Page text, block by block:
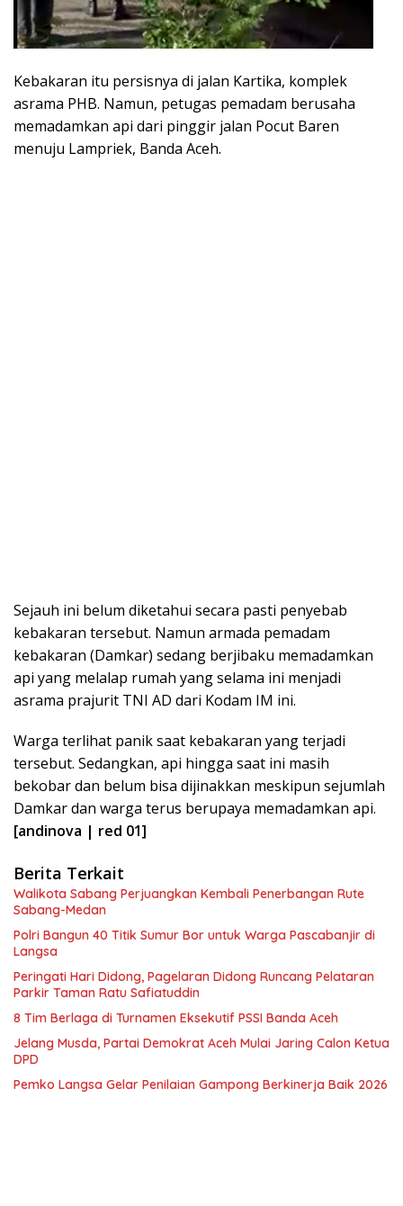
Kebakaran itu persisnya di jalan Kartika, komplek
asrama PHB. Namun, petugas pemadam berusaha
memadamkan api dari pinggir jalan Pocut Baren
menuju Lampriek, Banda Aceh.
Sejauh ini belum diketahui secara pasti penyebab
kebakaran tersebut. Namun armada pemadam
kebakaran (Damkar) sedang berjibaku memadamkan
api yang melalap rumah yang selama ini menjadi
asrama prajurit TNI AD dari Kodam IM ini.
Warga terlihat panik saat kebakaran yang terjadi
tersebut. Sedangkan, api hingga saat ini masih
bekobar dan belum bisa dijinakkan meskipun sejumlah
Damkar dan warga terus berupaya memadamkan api.
[andinova | red 01]
Berita Terkait
Walikota Sabang Perjuangkan Kembali Penerbangan Rute
Sabang-Medan
Polri Bangun 40 Titik Sumur Bor untuk Warga Pascabanjir di
Langsa
Peringati Hari Didong, Pagelaran Didong Runcang Pelataran
Parkir Taman Ratu Safiatuddin
8 Tim Berlaga di Turnamen Eksekutif PSSI Banda Aceh
Jelang Musda, Partai Demokrat Aceh Mulai Jaring Calon Ketua
DPD
Pemko Langsa Gelar Penilaian Gampong Berkinerja Baik 2026